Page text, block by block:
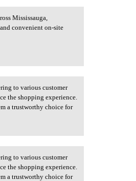
Mississauga,
convenient on-site
to various customer
the shopping experience.
a trustworthy choice for
to various customer
the shopping experience.
a trustworthy choice for